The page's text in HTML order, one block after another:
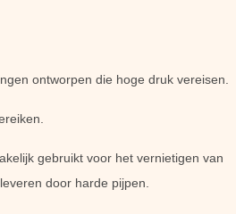
ontworpen die hoge druk vereisen.
gebruikt voor het vernietigen van
door harde pijpen.